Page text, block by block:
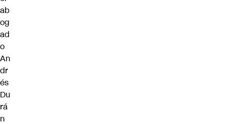
ab
og
ad
o
An
dr
és
Du
rá
n